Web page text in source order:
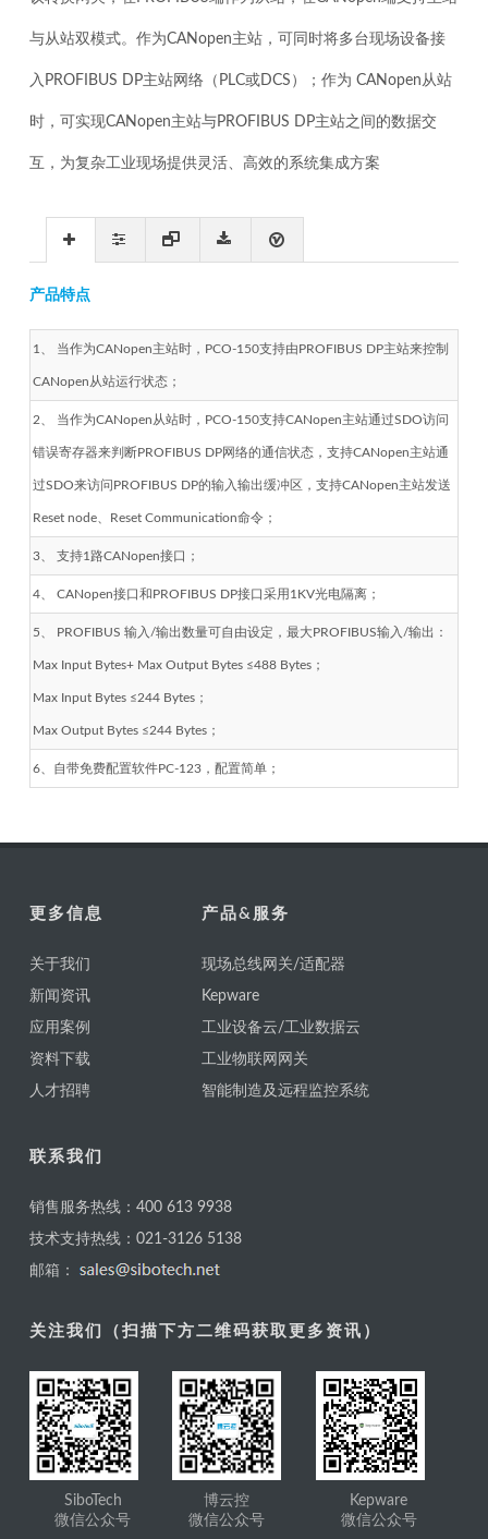
与从站双模式。作为CANopen主站，可同时将多台现场设备接
入PROFIBUS DP主站网络（PLC或DCS）；作为 CANopen从站
时，可实现CANopen主站与PROFIBUS DP主站之间的数据交
互，为复杂工业现场提供灵活、高效的系统集成方案
产品特点
1、 当作为CANopen主站时，PCO-150支持由PROFIBUS DP主站来控制
CANopen从站运行状态；
2、 当作为CANopen从站时，PCO-150支持CANopen主站通过SDO访问
错误寄存器来判断PROFIBUS DP网络的通信状态，支持CANopen主站通
过SDO来访问PROFIBUS DP的输入输出缓冲区，支持CANopen主站发送
Reset node、Reset Communication命令；
3、 支持1路CANopen接口；
4、 CANopen接口和PROFIBUS DP接口采用1KV光电隔离；
5、 PROFIBUS 输入/输出数量可自由设定，最大PROFIBUS输入/输出：
Max Input Bytes+ Max Output Bytes ≤488 Bytes；
Max Input Bytes ≤244 Bytes；
Max Output Bytes ≤244 Bytes；
6、自带免费配置软件PC-123，配置简单；
更多信息
关于我们
新闻资讯
应用案例
资料下载
人才招聘
产品&服务
现场总线网关/适配器
Kepware
工业设备云/工业数据云
工业物联网网关
智能制造及远程监控系统
联系我们
销售服务热线：400 613 9938
技术支持热线：021-3126 5138
邮箱：
关注我们（扫描下方二维码获取更多资讯）
SiboTech
微信公众号
博云控
微信公众号
Kepware
微信公众号